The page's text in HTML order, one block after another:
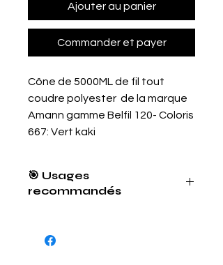
Ajouter au panier
Commander et payer
Cône de 5000ML de fil tout
coudre polyester de la marque
Amann gamme Belfil 120- Coloris
667: Vert kaki
🎯 Usages
recommandés
légers et techniques